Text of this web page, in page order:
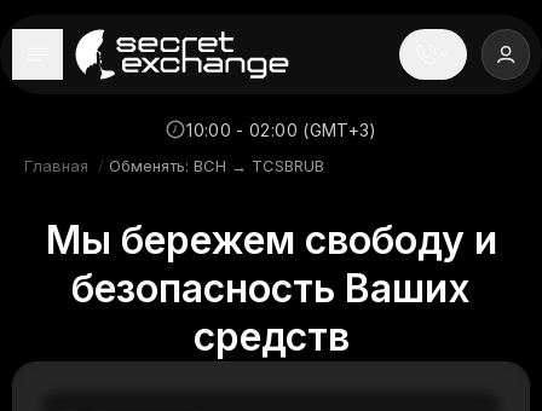
----
Новости
Репутация
Поддержка
10:00 - 02:00 (GMT+3)
Главная / Обменять: BCH → TCSBRUB
Мы бережем свободу и
безопасность Ваших
средств